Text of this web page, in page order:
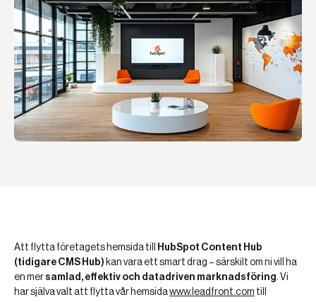
EN
Att flytta företagets hemsida till
HubSpot Content Hub
(tidigare CMS Hub) kan vara ett smart drag – särskilt om ni vill ha
en mer samlad, effektiv och datadriven marknadsföring. Vi
har själva valt att flytta vår hemsidawww.leadfront.com till